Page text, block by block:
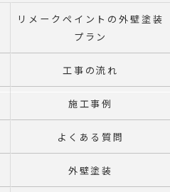
リメークペイントの外壁塗装
プラン
工事の流れ
施工事例
よくある質問
外壁塗装